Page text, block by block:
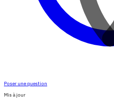
Poser une question
Mis à jour